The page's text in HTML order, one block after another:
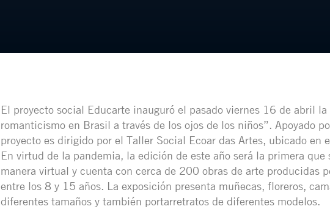
El proyecto social Educarte inauguró el pasado viernes 16 de abril la
romanticismo en Brasil a través de los ojos de los niños”. Apoyado
proyecto es dirigido por el Taller Social Ecoar das Artes, ubicado en
En virtud de la pandemia, la edición de este año será la primera que
manera virtual y cuenta con cerca de 200 obras de arte producidas
entre los 8 y 15 años. La exposición presenta muñecas, floreros,
diferentes tamaños y también portarretratos de diferentes modelos.